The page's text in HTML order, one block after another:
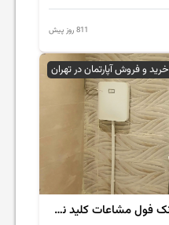
811 روز پیش
خرید و فروش آپارتمان در تهران
خرید آپارتمان 100 متر سوهانک فول مشاعات کلید نخورده